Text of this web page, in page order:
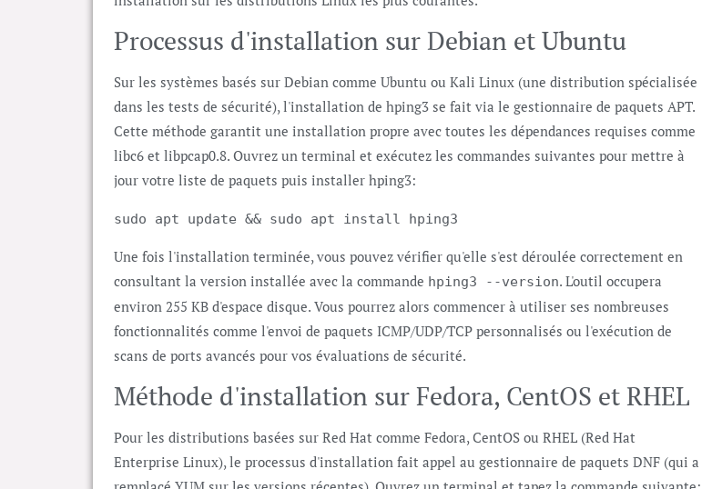
Processus d'installation sur Debian et Ubuntu
Sur les systèmes basés sur Debian comme Ubuntu ou Kali Linux (une distribution spécialisée
dans les tests de sécurité), l'installation de hping3 se fait via le gestionnaire de paquets APT.
Cette méthode garantit une installation propre avec toutes les dépendances requises comme
libc6 et libpcap0.8. Ouvrez un terminal et exécutez les commandes suivantes pour mettre à
jour votre liste de paquets puis installer hping3:
sudo apt update && sudo apt install hping3
Une fois l'installation terminée, vous pouvez vérifier qu'elle s'est déroulée correctement en
consultant la version installée avec la commande hping3 --version. L'outil occupera
environ 255 KB d'espace disque. Vous pourrez alors commencer à utiliser ses nombreuses
fonctionnalités comme l'envoi de paquets ICMP/UDP/TCP personnalisés ou l'exécution de
scans de ports avancés pour vos évaluations de sécurité.
Méthode d'installation sur Fedora, CentOS et RHEL
Pour les distributions basées sur Red Hat comme Fedora, CentOS ou RHEL (Red Hat
Enterprise Linux), le processus d'installation fait appel au gestionnaire de paquets DNF (qui a